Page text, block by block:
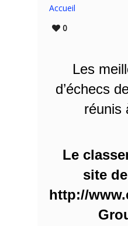
Accueil
0
Les
d’échecs
réunis
Le
site
http://